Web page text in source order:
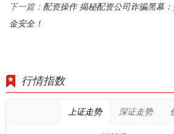
下一篇： 配资操作 揭秘配资公司诈骗黑幕
金安全！
行情指数
上证走势 深证走势